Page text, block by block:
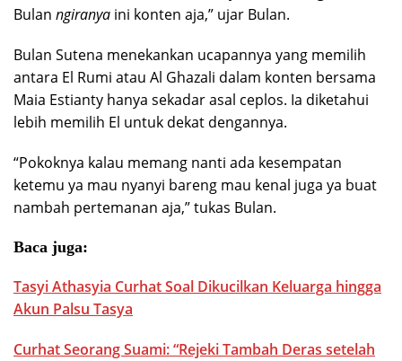
Bulan ngiranya ini konten aja,” ujar Bulan.
Bulan Sutena menekankan ucapannya yang memilih
antara El Rumi atau Al Ghazali dalam konten bersama
Maia Estianty hanya sekadar asal ceplos. Ia diketahui
lebih memilih El untuk dekat dengannya.
“Pokoknya kalau memang nanti ada kesempatan
ketemu ya mau nyanyi bareng mau kenal juga ya buat
nambah pertemanan aja,” tukas Bulan.
Baca juga:
Tasyi Athasyia Curhat Soal Dikucilkan Keluarga hingga
Akun Palsu Tasya
Curhat Seorang Suami: “Rejeki Tambah Deras setelah